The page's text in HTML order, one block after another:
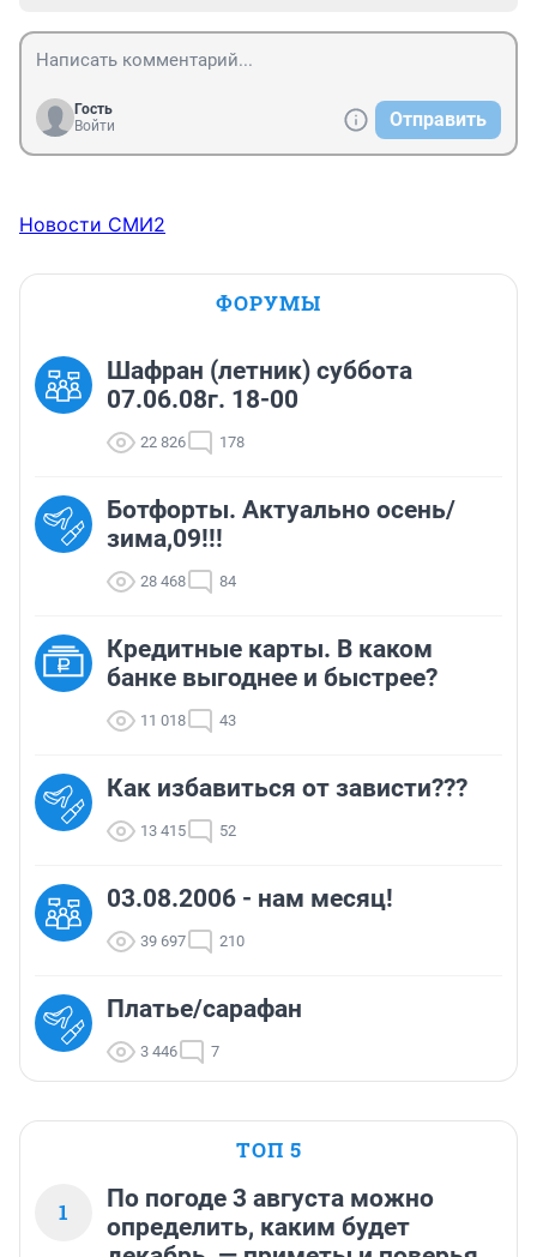
Гость
Войти
Отправить
Новости СМИ2
ФОРУМЫ
Шафран (летник) суббота
07.06.08г. 18-00
22 826 178
Ботфорты. Актуально осень/
зима,09!!!
28 468 84
Кредитные карты. В каком
банке выгоднее и быстрее?
11 018 43
Как избавиться от зависти???
13 415 52
03.08.2006 - нам месяц!
39 697 210
Платье/сарафан
3 446 7
ТОП 5
1
По погоде 3 августа можно
определить, каким будет